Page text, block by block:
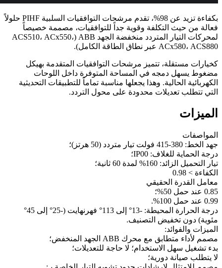
بكفاءة تزيد عن 98%، تقدم مرشحات التوافقيات السلبية PIHF حلولاً
فعالة من حيث التكلفة وقوية جداً للتوافقيات، مصممة خصيصاً
لمحركات التيار المتردد منخفضة الجهد ABB (ACS510، ACx550،
ACx580، ACS880 عبر نطاق الطاقة الكامل).
كخيارات مستقلة، تتميز مرشحات التوافقيات المتقدمة بهيكل
مضغوط يسهل دمجه في المساحة المتوفرة داخل اللوحات
الكهربائية الحالية. وهذا يجعلها مناسبة تماماً للتطبيقات التحديثية
التي تتطلب تعديلات محدودة على محول التردد.
الميزات
المواصفات
جهد الخط: 380-415 فولت تيار متردد (50 هرتز)؛
درجة الحماية للغلاف: IP00؛
تيار التحميل الزائد: 160% لمدة 60 ثانية؛
الكفاءة > 0.98
معامل القدرة الحقيقي
0.85 عند حمل 50%؛
0.99 عند حمل 100%.
درجة الحرارة المحيطة: -13° إلى 113° فهرنهايت (-25° إلى 45°
مئوية) دون تخفيض التصنيف.
الميزات والفوائد:
مصمم لأداء متطابق مع محرك ABB الجهد المنخفض؛
بدء تشغيل سهل الاستخدام؛ لا حاجة للتعديلات؛
لا يتطلب صيانة دورية؛